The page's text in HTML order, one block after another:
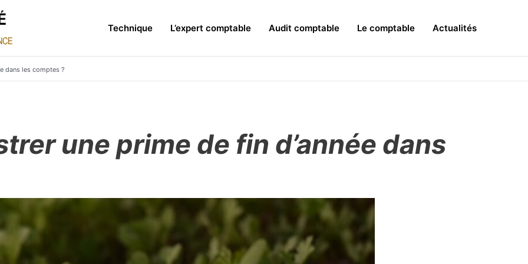
Technique L’expert comptable Audit comptable Le comptable Actualités
dans les comptes ?
une prime de fin d’année dans